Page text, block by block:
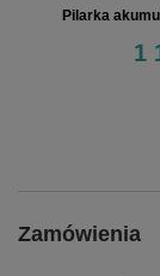
Pilarka
1
Zamówienia